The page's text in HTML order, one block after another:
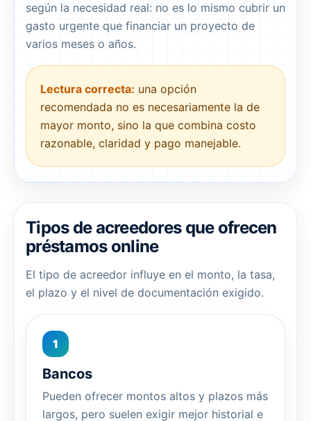
según la necesidad real: no es lo mismo cubrir un
gasto urgente que financiar un proyecto de
varios meses o años.
Lectura correcta: una opción
recomendada no es necesariamente la de
mayor monto, sino la que combina costo
razonable, claridad y pago manejable.
Tipos de acreedores que ofrecen
préstamos online
El tipo de acreedor influye en el monto, la tasa,
el plazo y el nivel de documentación exigido.
1
Bancos
Pueden ofrecer montos altos y plazos más
largos, pero suelen exigir mejor historial e